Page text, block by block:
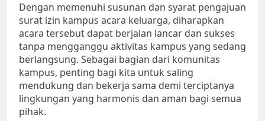
Dengan memenuhi susunan dan syarat pengajuan
surat izin kampus acara keluarga, diharapkan
acara tersebut dapat berjalan lancar dan sukses
tanpa mengganggu aktivitas kampus yang sedang
berlangsung. Sebagai bagian dari komunitas
kampus, penting bagi kita untuk saling
mendukung dan bekerja sama demi terciptanya
lingkungan yang harmonis dan aman bagi semua
pihak.